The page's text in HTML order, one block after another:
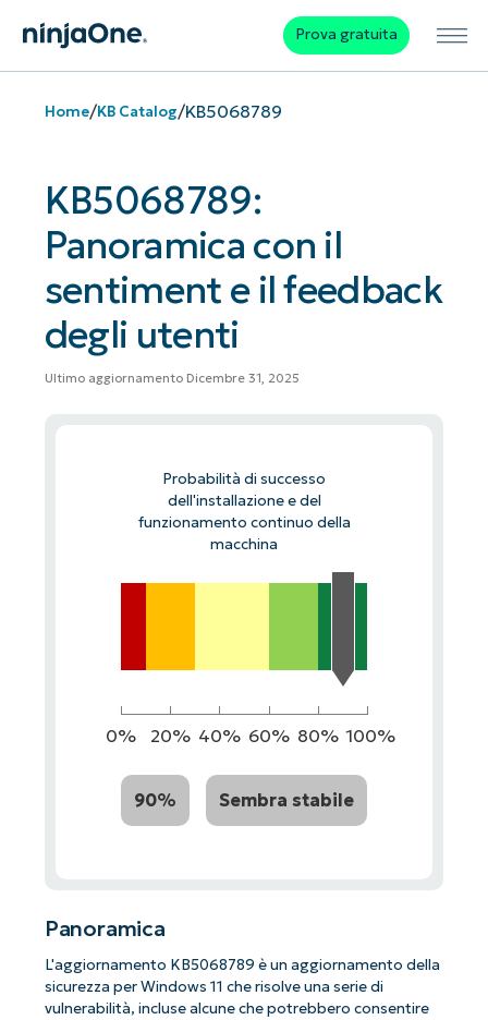
Prova gratuita
Home/KB Catalog/KB5068789
KB5068789:
Panoramica con il
sentiment e il feedback
degli utenti
Ultimo aggiornamento Dicembre 31, 2025
Probabilità di successo
dell'installazione e del
funzionamento continuo della
macchina
0% 20% 40% 60% 80% 100%
90% Sembra stabile
Panoramica
L'aggiornamento KB5068789 è un aggiornamento della
sicurezza per Windows 11 che risolve una serie di
vulnerabilità, incluse alcune che potrebbero consentire